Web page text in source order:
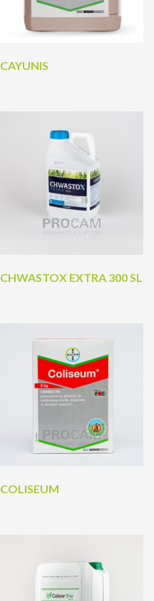
CAYUNIS
CHWASTOX EXTRA 300 SL
COLISEUM